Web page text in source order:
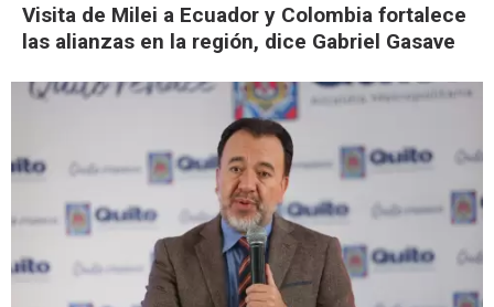
Visita de Milei a Ecuador y Colombia fortalece
las alianzas en la región, dice Gabriel Gasave